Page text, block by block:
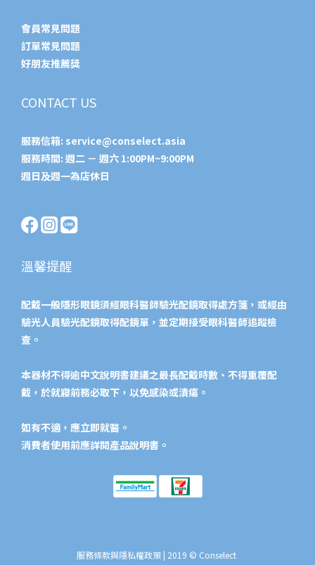
會員常見問題
訂單常見問題
好朋友推薦獎
CONTACT US
服務信箱: service@conselect.asia
服務時間: 週二 － 週六 1:00PM~9:00PM
週日及週一為店休日
溫馨提醒
配戴一般隱形眼鏡須經眼科醫師驗光配鏡取得處方箋，或經由
驗光人員驗光配鏡取得配鏡單，並定期接受眼科醫師追蹤檢
查。
本器材不得逾中文說明書建議之最長配戴時數、不得重覆配
戴，於就寢前務必取下，以免感染或潰瘍。
如有不適，應立即就醫。
消費者使用前應詳閱產品說明書。​
服務條款與隱私權政策 | 2019 © Conselect